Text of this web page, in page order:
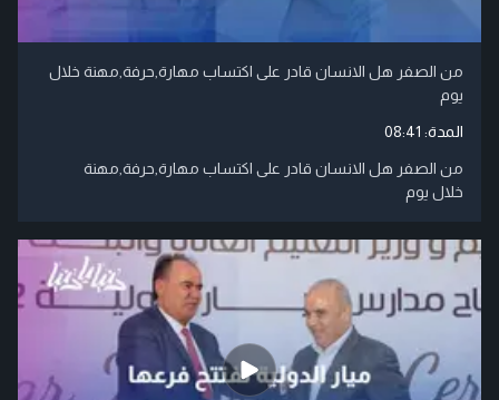
من الصفر هل الانسان قادر على اكتساب مهارة,حرفة,مهنة خلال
يوم
المدة: 08:41
من الصفر هل الانسان قادر على اكتساب مهارة,حرفة,مهنة
خلال يوم